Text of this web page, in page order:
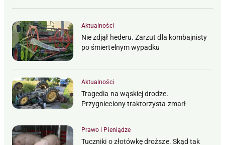
Aktualności
Nie zdjął hederu. Zarzut dla kombajnisty
po śmiertelnym wypadku
Aktualności
Tragedia na wąskiej drodze.
Przygnieciony traktorzysta zmarł
Prawo i Pieniądze
Tuczniki o złotówkę droższe. Skąd tak